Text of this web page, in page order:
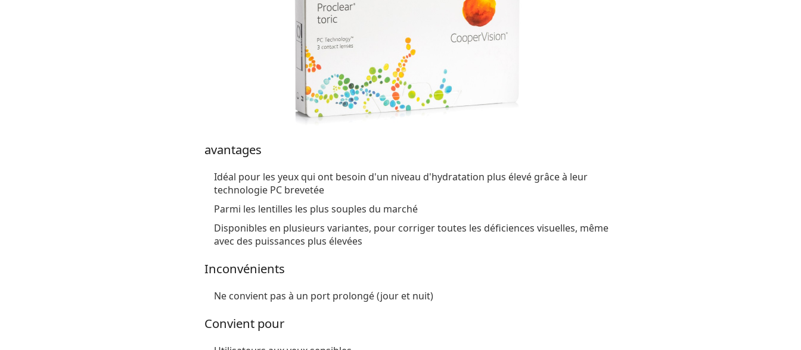
avantages
Idéal pour les yeux qui ont besoin d'un niveau d'hydratation plus élevé grâce à leur
technologie PC brevetée
Parmi les lentilles les plus souples du marché
Disponibles en plusieurs variantes, pour corriger toutes les déficiences visuelles, même
avec des puissances plus élevées
Inconvénients
Ne convient pas à un port prolongé (jour et nuit)
Convient pour